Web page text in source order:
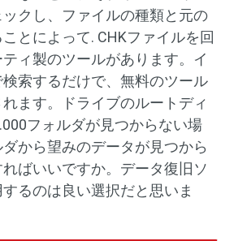
クし、ファイルの種類と元の
とによって. CHKファイルを回
ィ製のツールがあります。イ
索するだけで、無料のツール
ます。ドライブのルートディ
フォルダが見つからない場
から望みのデータが見つから
ばいいですか。データ復旧ソ
るのは良い選択だと思いま